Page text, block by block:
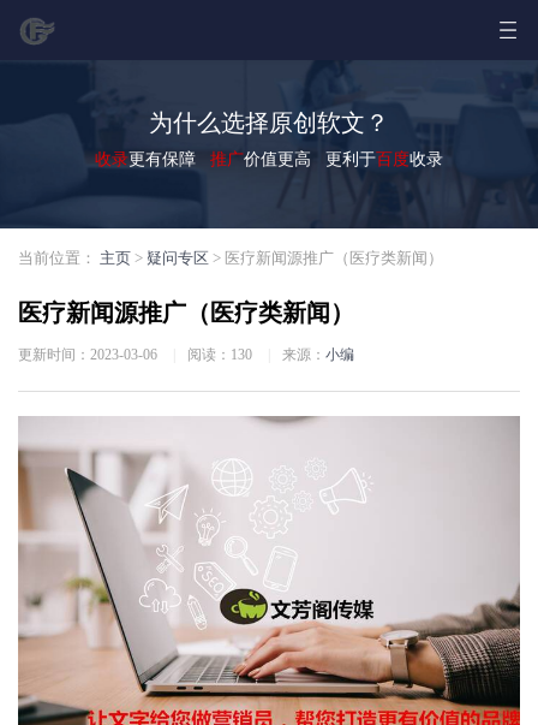
为什么选择原创软文？
收录更有保障 推广价值更高 更利于百度收录
当前位置： 主页 > 疑问专区 > 医疗新闻源推广（医疗类新闻）
医疗新闻源推广（医疗类新闻）
更新时间：2023-03-06 阅读： 130 来源： 小编